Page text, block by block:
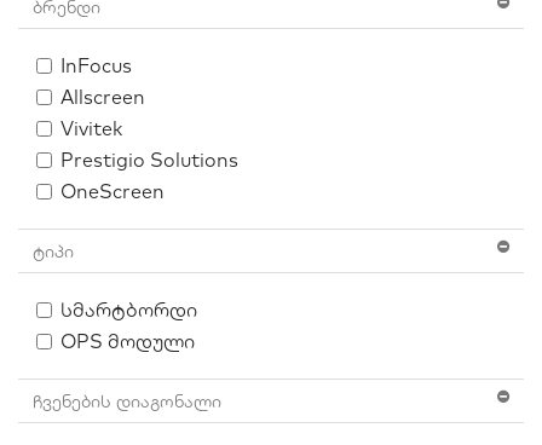
ბრენდი
InFocus
Allscreen
Vivitek
Prestigio Solutions
OneScreen
ტიპი
Სმარტბორდი
OPS Მოდული
ჩვენების დიაგონალი